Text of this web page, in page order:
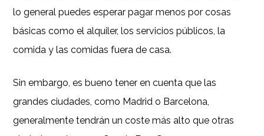
lo general puedes esperar pagar menos por cosas
básicas como el alquiler, los servicios públicos, la
comida y las comidas fuera de casa.
Sin embargo, es bueno tener en cuenta que las
grandes ciudades, como Madrid o Barcelona, ​​
generalmente tendrán un coste más alto que otras